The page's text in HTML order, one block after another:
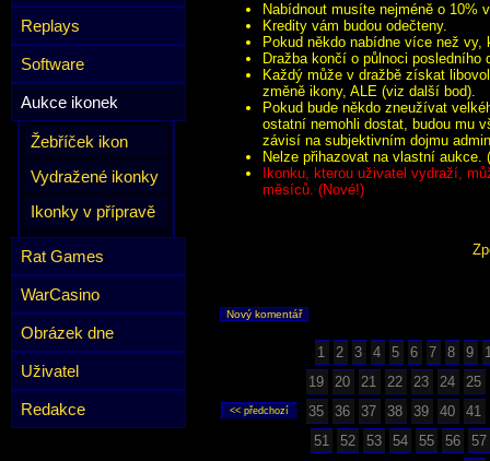
Replays
Software
Aukce ikonek
Žebříček ikon
Vydražené ikonky
Ikonky v přípravě
Rat Games
WarCasino
Obrázek dne
Uživatel
Redakce
Nabídnout musíte nejméně o
Kredity vám budou odečteny.
Pokud někdo nabídne více než
Dražba končí o půlnoci posledního
Každý může v dražbě získat
změně ikony, ALE (viz další bod).
Pokud bude někdo zneužívat
ostatní nemohli dostat, budou mu
závisí na subjektivním dojmu
Nelze přihazovat na vlastní aukce.
Ikonku, kterou uživatel vydraží,
měsíců. (Nové!)
Nový komentář
1 2 3 4 5 6 7 8 9
19
20 21 22 23 24
25
35
36 37 38 39 40
41
51
52 53 54 55 56
57